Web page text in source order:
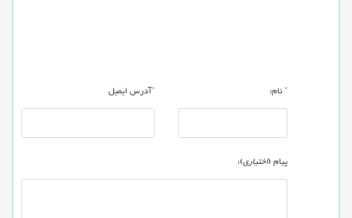
*نام: *آدرس ایمیل
پیام (اختیاری):